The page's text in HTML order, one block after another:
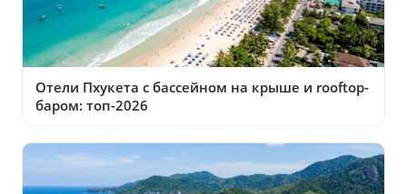
Отели Пхукета с бассейном на крыше и rooftop-
баром: топ-2026